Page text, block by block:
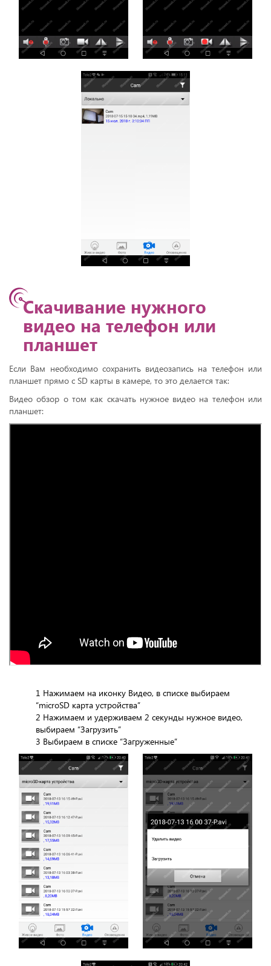
Скачивание нужного
видео на телефон или
планшет
Если Вам необходимо сохранить видеозапись на телефон или
планшет прямо с SD карты в камере, то это делается так:
Видео обзор о том как скачать нужное видео на телефон или
планшет:
1 Нажимаем на иконку Видео, в списке выбираем
“microSD карта устройства”
2 Нажимаем и удерживаем 2 секунды нужное видео,
выбираем “Загрузить”
3 Выбираем в списке “Загруженные”